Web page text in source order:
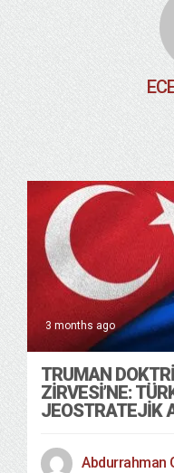
3 months ago
TRUMAN
ZIRVESI’NE:
JEOSTRATEJIK
Abdurrahman